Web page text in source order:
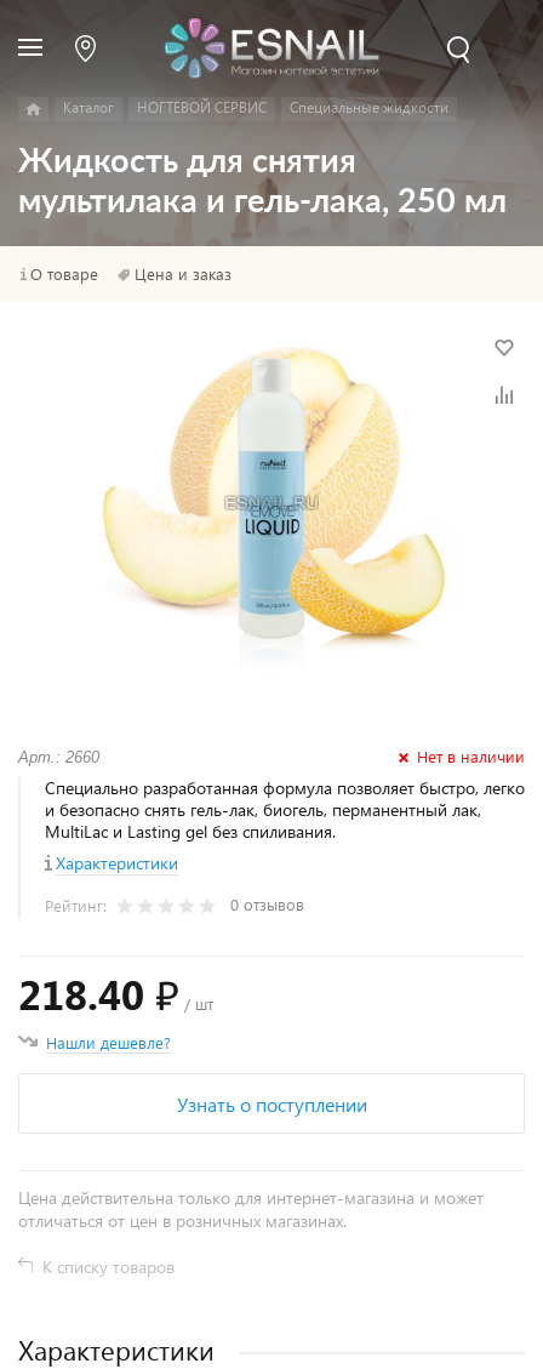
Каталог НОГТЕВОЙ СЕРВИС Специальные жидкости
Жидкость для снятия
мультилака и гель-лака, 250 мл
О товаре Цена и заказ
Арт.: 2660 Нет в наличии
Специально разработанная формула позволяет быстро, легко
и безопасно снять гель-лак, биогель, перманентный лак,
MultiLac и Lasting gel без спиливания.
Характеристики
Рейтинг: 0 отзывов
218.40 ₽ / шт
Нашли дешевле?
Узнать о поступлении
Цена действительна только для интернет-магазина и может
отличаться от цен в розничных магазинах.
К списку товаров
Характеристики